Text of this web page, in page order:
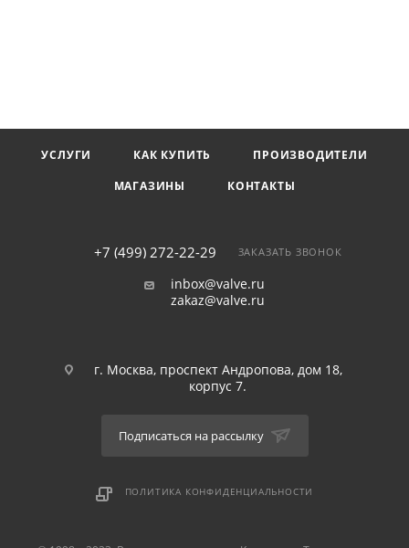
УСЛУГИ КАК КУПИТЬ
ПРОИЗВОДИТЕЛИ
МАГАЗИНЫ
КОНТАКТЫ
+7 (499) 272-22-29 ЗАКАЗАТЬ ЗВОНОК
inbox@valve.ru
zakaz@valve.ru
г. Москва, проспект Андропова, дом 18,
корпус 7.
Подписаться на рассылку
ПОЛИТИКА КОНФИДЕНЦИАЛЬНОСТИ